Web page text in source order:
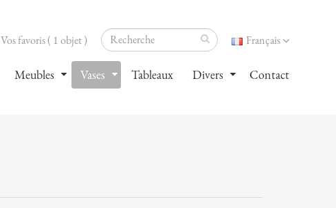
Français
Vos favoris ( 1 objet )
Meubles Vases Tableaux Divers Contact